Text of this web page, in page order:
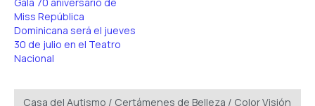
Miss República
Dominicana será el jueves
30 de julio en el Teatro
Nacional
Casa del Autismo / Certámenes de Belleza / Color Visión